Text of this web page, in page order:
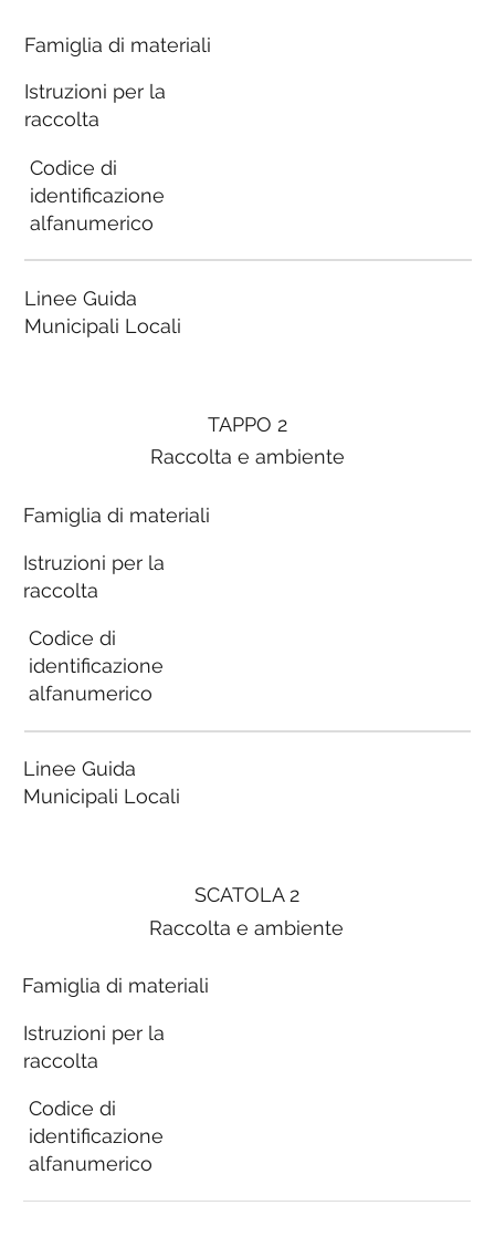
Famiglia di materiali
Istruzioni per la
raccolta
Codice di
identificazione
alfanumerico
Linee Guida
Municipali Locali
SCATOLA 2
Raccolta e ambiente
Famiglia di materiali
Istruzioni per la
raccolta
Codice di
identificazione
alfanumerico
TAPPO 2
Raccolta e ambiente
Famiglia di materiali
Istruzioni per la
raccolta
Codice di
identificazione
alfanumerico
Linee Guida
Municipali Locali